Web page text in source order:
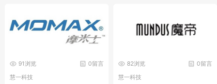
0留言
91浏览
慧一科技
0留言
82浏览
慧一科技